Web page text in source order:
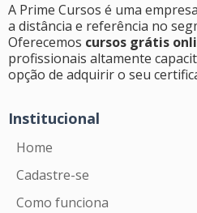
A Prime Cursos é uma
a distância e referência no
Oferecemos cursos grátis
profissionais altamente
opção de adquirir o seu
Institucional
Home
Cadastre-se
Como funciona